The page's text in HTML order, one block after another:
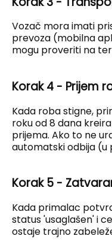
Vozač mora imati
prevoza (mobilna
mogu proveriti na
Korak 4 - Prijem
Kada roba stigne,
roku od 8 dana
prijema. Ako to ne
automatski odbija
Korak 5 -
Kada primalac
status 'usaglašen' i
ostaje trajno